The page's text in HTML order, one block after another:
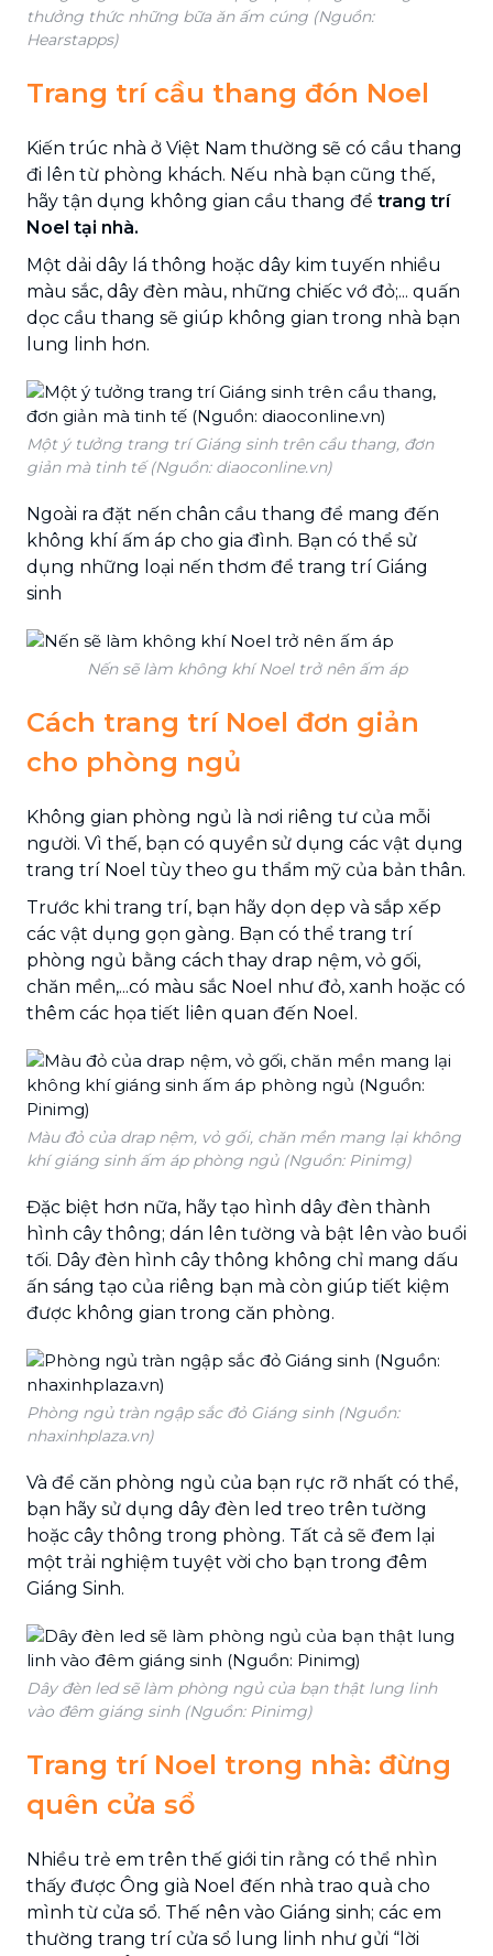
thưởng thức những bữa ăn ấm cúng (Nguồn:
Hearstapps)
Trang trí cầu thang đón Noel
Kiến trúc nhà ở Việt Nam thường sẽ có cầu thang
đi lên từ phòng khách. Nếu nhà bạn cũng thế,
hãy tận dụng không gian cầu thang để trang trí
Noel tại nhà.
Một dải dây lá thông hoặc dây kim tuyến nhiều
màu sắc, dây đèn màu, những chiếc vớ đỏ;... quấn
dọc cầu thang sẽ giúp không gian trong nhà bạn
lung linh hơn.
Một ý tưởng trang trí Giáng sinh trên cầu thang, đơn
giản mà tinh tế (Nguồn: diaoconline.vn)
Ngoài ra đặt nến chân cầu thang để mang đến
không khí ấm áp cho gia đình. Bạn có thể sử
dụng những loại nến thơm để trang trí Giáng
sinh
Nến sẽ làm không khí Noel trở nên ấm áp
Cách trang trí Noel đơn giản
cho phòng ngủ
Không gian phòng ngủ là nơi riêng tư của mỗi
người. Vì thế, bạn có quyền sử dụng các vật dụng
trang trí Noel tùy theo gu thẩm mỹ của bản thân.
Trước khi trang trí, bạn hãy dọn dẹp và sắp xếp
các vật dụng gọn gàng. Bạn có thể trang trí
phòng ngủ bằng cách thay drap nệm, vỏ gối,
chăn mền,...có màu sắc Noel như đỏ, xanh hoặc có
thêm các họa tiết liên quan đến Noel.
Màu đỏ của drap nệm, vỏ gối, chăn mền mang lại không
khí giáng sinh ấm áp phòng ngủ (Nguồn: Pinimg)
Đặc biệt hơn nữa, hãy tạo hình dây đèn thành
hình cây thông; dán lên tường và bật lên vào buổi
tối. Dây đèn hình cây thông không chỉ mang dấu
ấn sáng tạo của riêng bạn mà còn giúp tiết kiệm
được không gian trong căn phòng.
Phòng ngủ tràn ngập sắc đỏ Giáng sinh (Nguồn:
nhaxinhplaza.vn)
Và để căn phòng ngủ của bạn rực rỡ nhất có thể,
bạn hãy sử dụng dây đèn led treo trên tường
hoặc cây thông trong phòng. Tất cả sẽ đem lại
một trải nghiệm tuyệt vời cho bạn trong đêm
Giáng Sinh.
Dây đèn led sẽ làm phòng ngủ của bạn thật lung linh
vào đêm giáng sinh (Nguồn: Pinimg)
Trang trí Noel trong nhà: đừng
quên cửa sổ
Nhiều trẻ em trên thế giới tin rằng có thể nhìn
thấy được Ông già Noel đến nhà trao quà cho
mình từ cửa sổ. Thế nên vào Giáng sinh; các em
thường trang trí cửa sổ lung linh như gửi “lời